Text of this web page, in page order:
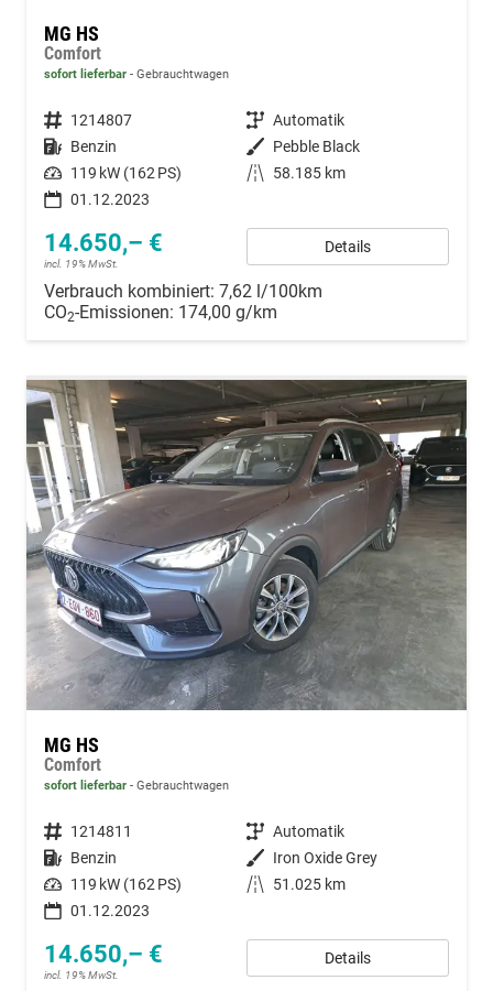
MG HS
Comfort
sofort lieferbar Gebrauchtwagen
Fahrzeugnummer 1214807 Getriebe Automatik
Kraftstoff Benzin Außenfarbe Pebble Black
Leistung 119 kW (162 PS) Kilometerstand
58.185 km
01.12.2023
14.650,– €
incl. 19% MwSt.
Details
Verbrauch kombiniert: 7,62 l/100km
CO2-Emissionen: 174,00 g/km
MG HS
Comfort
sofort lieferbar Gebrauchtwagen
Fahrzeugnummer 1214811 Getriebe Automatik
Kraftstoff Benzin Außenfarbe Iron Oxide Grey
Leistung 119 kW (162 PS) Kilometerstand
51.025 km
01.12.2023
14.650,– €
incl. 19% MwSt.
Details